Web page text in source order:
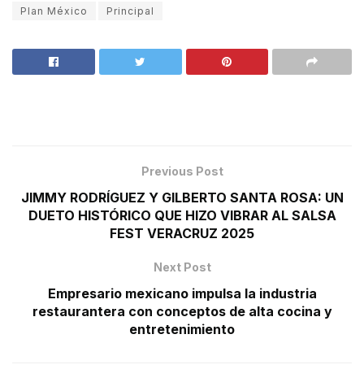
Plan México Principal
Previous Post
JIMMY RODRÍGUEZ Y GILBERTO SANTA ROSA: UN
DUETO HISTÓRICO QUE HIZO VIBRAR AL SALSA
FEST VERACRUZ 2025
Next Post
Empresario mexicano impulsa la industria
restaurantera con conceptos de alta cocina y
entretenimiento